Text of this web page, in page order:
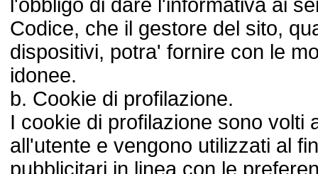
l'obbligo di dare l'informativa ai
Codice, che il gestore del sito,
dispositivi, potra' fornire con le
idonee.
b. Cookie di profilazione.
I cookie di profilazione sono volti
all'utente e vengono utilizzati al
pubblicitari in linea con le